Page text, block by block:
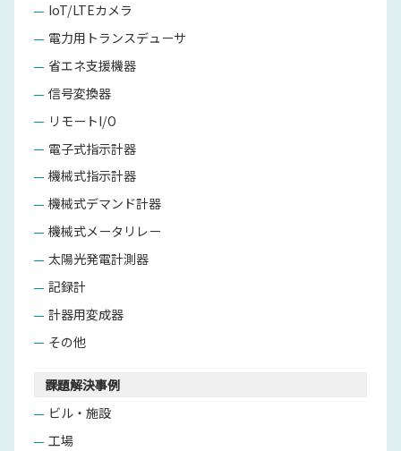
IoT/LTEカメラ
電力用トランスデューサ
省エネ支援機器
信号変換器
リモートI/O
電子式指示計器
機械式指示計器
機械式デマンド計器
機械式メータリレー
太陽光発電計測器
記録計
計器用変成器
その他
課題解決事例
ビル・施設
工場